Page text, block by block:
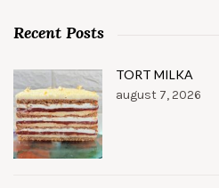
Recent Posts
TORT MILKA
august 7, 2026